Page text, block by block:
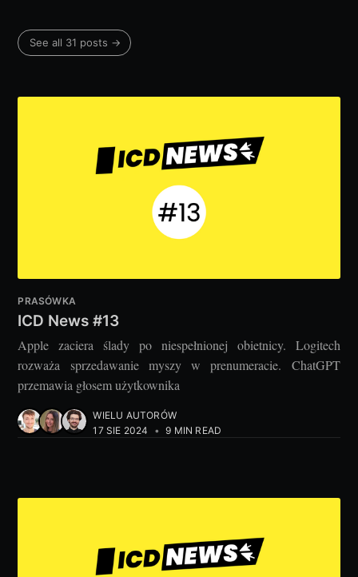
See all 31 posts →
PRASÓWKA
ICD News #13
Apple zaciera ślady po niespełnionej obietnicy. Logitech
rozważa sprzedawanie myszy w prenumeracie. ChatGPT
przemawia głosem użytkownika
WIELU AUTORÓW
17 SIE 2024
• 9 MIN READ